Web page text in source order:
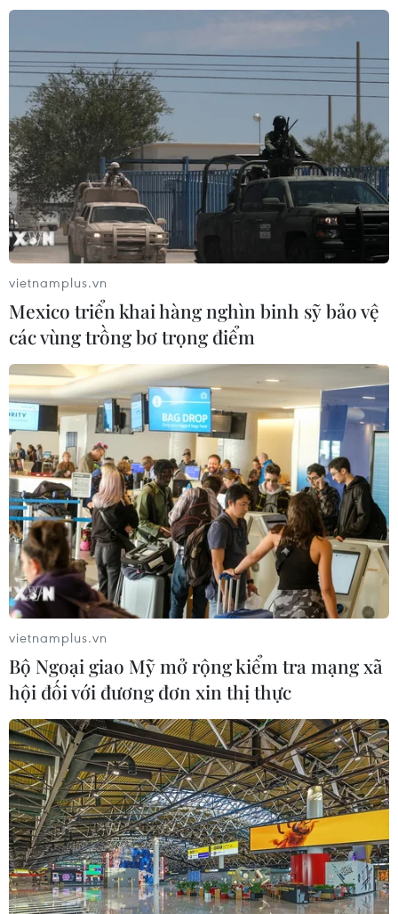
vietnamplus.vn
Mexico triển khai hàng nghìn binh sỹ bảo vệ
các vùng trồng bơ trọng điểm
vietnamplus.vn
Bộ Ngoại giao Mỹ mở rộng kiểm tra mạng xã
hội đối với đương đơn xin thị thực